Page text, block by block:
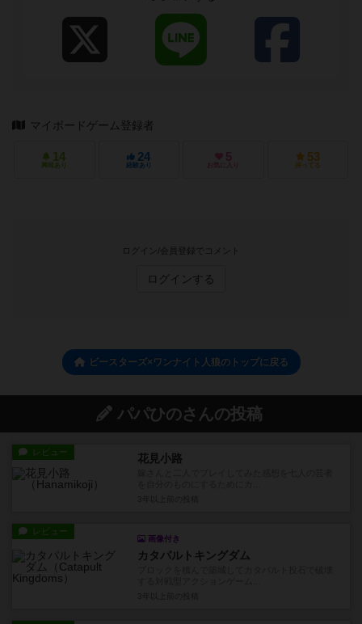
マイボードゲーム登録者
14
興味あり
24
経験あり
5
お気に入り
53
持ってる
ログイン/会員登録でコメント
ログインする
ビースターズ×ワンナイト人狼のトップに戻る
パパひのさんの投稿
レビュー 花見小路
レビュー
画像付き
カタパルトキングダム